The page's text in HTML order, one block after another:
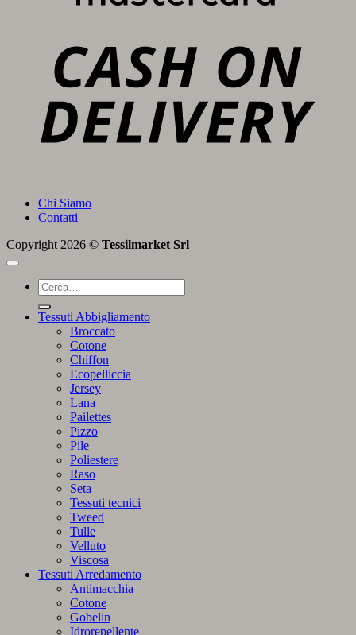
Chi Siamo
Contatti
Copyright 2026 © Tessilmarket Srl
Cerca:
Tessuti Abbigliamento
Broccato
Cotone
Chiffon
Ecopelliccia
Jersey
Lana
Pailettes
Pizzo
Pile
Poliestere
Raso
Seta
Tessuti tecnici
Tweed
Tulle
Velluto
Viscosa
Tessuti Arredamento
Antimacchia
Cotone
Gobelin
Idrorepellente